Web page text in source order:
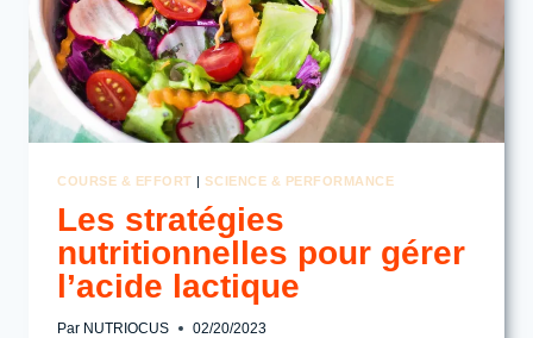
COURSE & EFFORT |SCIENCE & PERFORMANCE
Les stratégies
nutritionnelles pour gérer
l’acide lactique
Par NUTRIOCUS 02/20/2023